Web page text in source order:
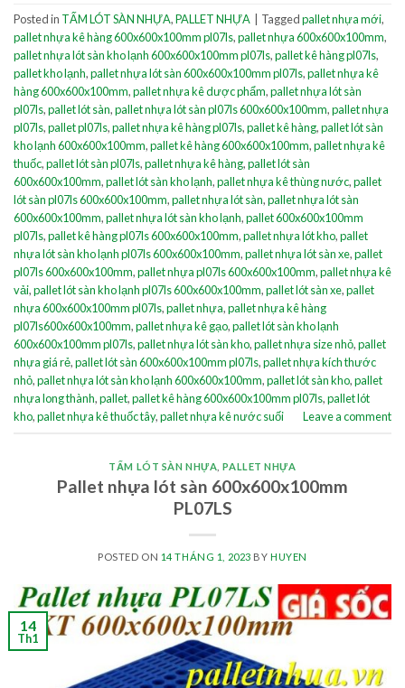
Posted in TẤM LÓT SÀN NHỰA,PALLET NHỰA Taggedpallet nhựa mới,
pallet nhựa kê hàng 600x600x100mm pl07ls,pallet nhựa 600x600x100mm,
pallet nhựa lót sàn kho lạnh 600x600x100mm pl07ls,pallet kê hàng pl07ls,
pallet kho lạnh,pallet nhựa lót sàn 600x600x100mm pl07ls,pallet nhựa kê
hàng 600x600x100mm,pallet nhựa kê dược phẩm,pallet nhựa lót sàn
pl07ls,pallet lót sàn,pallet nhựa lót sàn pl07ls 600x600x100mm,pallet nhựa
pl07ls,pallet pl07ls,pallet nhựa kê hàng pl07ls,pallet kê hàng,pallet lót sàn
kho lạnh 600x600x100mm,pallet kê hàng 600x600x100mm,pallet nhựa kê
thuốc,pallet lót sàn pl07ls,pallet nhựa kê hàng,pallet lót sàn
600x600x100mm,pallet lót sàn kho lạnh,pallet nhựa kê thùng nước,pallet
lót sàn pl07ls 600x600x100mm,pallet nhựa lót sàn,pallet nhựa lót sàn
600x600x100mm,pallet nhựa lót sàn kho lạnh,pallet 600x600x100mm
pl07ls,pallet kê hàng pl07ls 600x600x100mm,pallet nhựa lót kho,pallet
nhựa lót sàn kho lạnh pl07ls 600x600x100mm,pallet nhựa lót sàn xe,pallet
pl07ls 600x600x100mm,pallet nhựa pl07ls 600x600x100mm,pallet nhựa kê
vải,pallet lót sàn kho lạnh pl07ls 600x600x100mm,pallet lót sàn xe,pallet
nhựa 600x600x100mm pl07ls,pallet nhựa,pallet nhựa kê hàng
pl07ls600x600x100mm,pallet nhựa kê gạo,pallet lót sàn kho lạnh
600x600x100mm pl07ls,pallet nhựa lót sàn kho,pallet nhựa size nhỏ,pallet
nhựa giá rẻ,pallet lót sàn 600x600x100mm pl07ls,pallet nhựa kích thước
nhỏ,pallet nhựa lót sàn kho lạnh 600x600x100mm,pallet lót sàn kho,pallet
nhựa long thành,pallet,pallet kê hàng 600x600x100mm pl07ls,pallet lót
kho,pallet nhựa kê thuốc tây,pallet nhựa kê nước suối Leave a comment
TẤM LÓT SÀN NHỰA ,PALLET NHỰA
Pallet nhựa lót sàn 600x600x100mm
PL07LS
POSTED ON 14 THÁNG 1, 2023 BY HUYEN
14
Th1